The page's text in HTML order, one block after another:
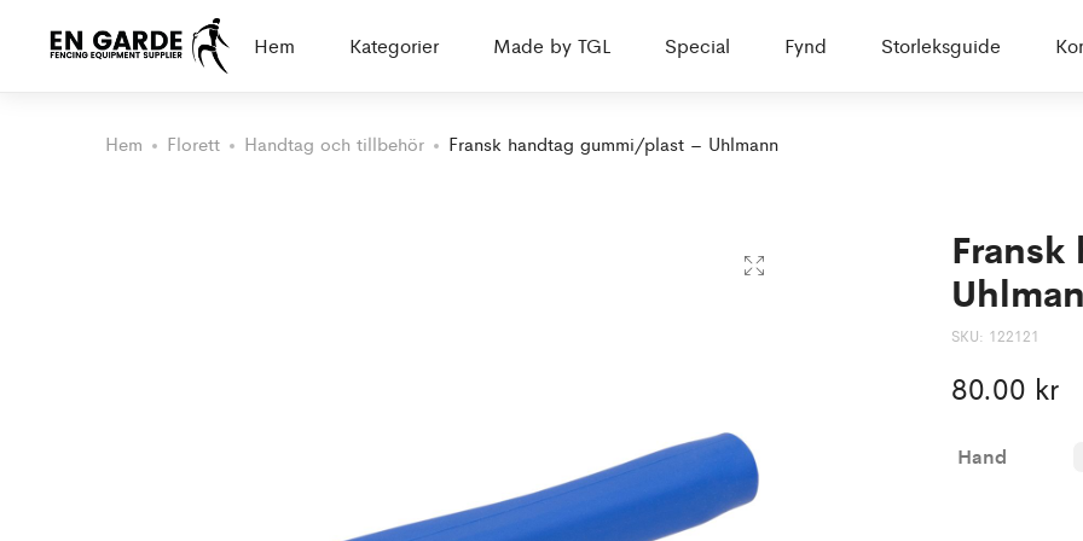
Hem Kategorier Made by TGL Special Fynd Storleksguide
Hem Florett Handtag och tillbehör Fransk handtag gummi/plast – Uhlmann
SKU: 122121
80.00 kr
Hand